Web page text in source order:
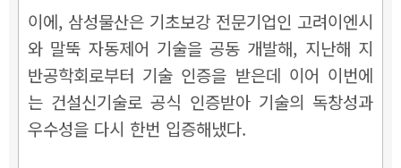
이에, 삼성물산은 기초보강 전문기업인 고려이엔시
와 말뚝 자동제어 기술을 공동 개발해, 지난해 지
반공학회로부터 기술 인증을 받은데 이어 이번에
는 건설신기술로 공식 인증받아 기술의 독창성과
우수성을 다시 한번 입증해냈다.